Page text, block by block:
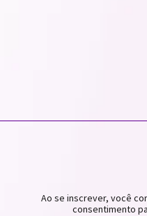
Ao se inscrever, você
consentimento